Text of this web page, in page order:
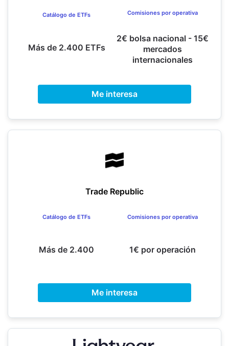
Catálogo de ETFs
Más de 2.400 ETFs
Comisiones por operativa
2€ bolsa nacional - 15€
mercados
internacionales
Me interesa
Trade Republic
Catálogo de ETFs
Más de 2.400
Comisiones por operativa
1€ por operación
Me interesa